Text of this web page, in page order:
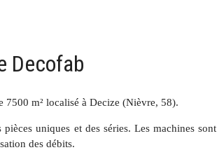
Decofab
7500 m² localisé à Decize (Nièvre, 58).
uniques et des séries. Les machines sont
des débits.